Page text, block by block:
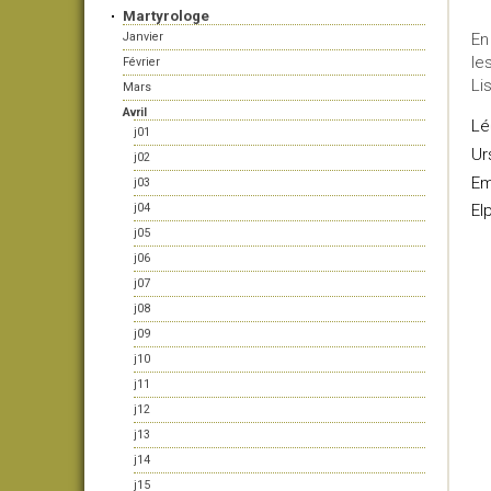
Martyrologe
Janvier
Février
Mars
Avril
j01
j02
j03
j04
j05
j06
j07
j08
j09
j10
j11
j12
j13
j14
j15